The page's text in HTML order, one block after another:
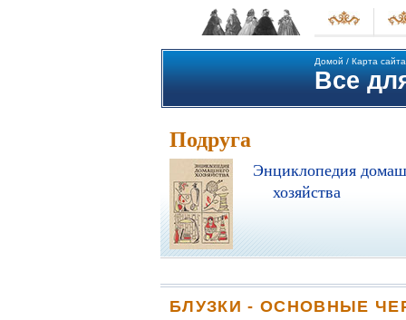
Домой / Карта сайта
Все
Подруга
Энциклопедия
хозяйства
БЛУЗКИ - ОСНОВНЫЕ